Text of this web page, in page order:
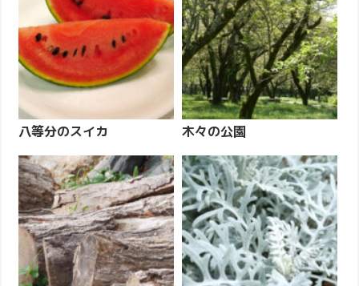
八等分のスイカ 木々の公園